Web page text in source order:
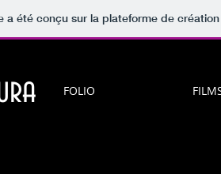
a été conçu sur la plateforme de
FOLIO